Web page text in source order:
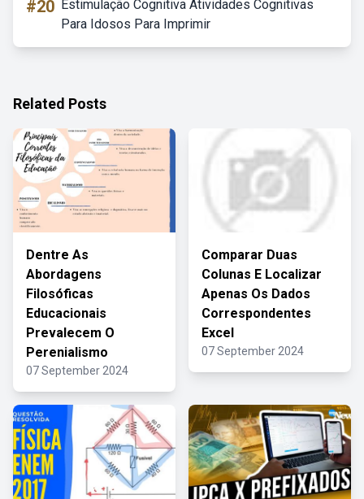
#20 Estimulação Cognitiva Atividades Cognitivas
Para Idosos Para Imprimir
Related Posts
Dentre As
Abordagens
Filosóficas
Educacionais
Prevalecem O
Perenialismo
07 September 2024
Comparar Duas
Colunas E Localizar
Apenas Os Dados
Correspondentes
Excel
07 September 2024